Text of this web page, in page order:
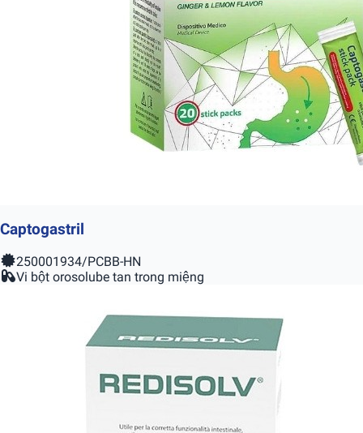
Captogastril
250001934/PCBB-HN
Vi bột orosolube tan trong miệng